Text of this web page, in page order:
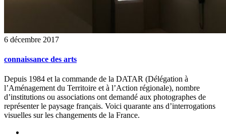
6 décembre 2017
connaissance des arts
Depuis 1984 et la commande de la DATAR (Délégation à
l’Aménagement du Territoire et à l’Action régionale), nombre
d’institutions ou associations ont demandé aux photographes de
représenter le paysage français. Voici quarante ans d’interrogations
visuelles sur les changements de la France.